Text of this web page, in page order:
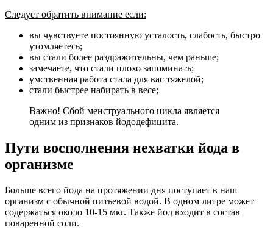
Следует обратить внимание если:
вы чувствуете постоянную усталость, слабость, быстро
утомляетесь;
вы стали более раздражительны, чем раньше;
замечаете, что стали плохо запоминать;
умственная работа стала для вас тяжелой;
стали быстрее набирать в весе;
Важно! Сбой менструального цикла является
одним из признаков йододефицита.
Пути восполнения нехватки йода в
организме
Больше всего йода на протяжении дня поступает в наш
организм с обычной питьевой водой. В одном литре может
содержаться около 10-15 мкг. Также йод входит в состав
поваренной соли.